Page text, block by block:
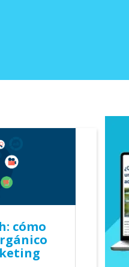
cómo